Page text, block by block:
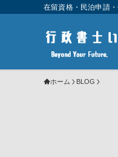
在留資格・民泊申請
ホーム BLOG